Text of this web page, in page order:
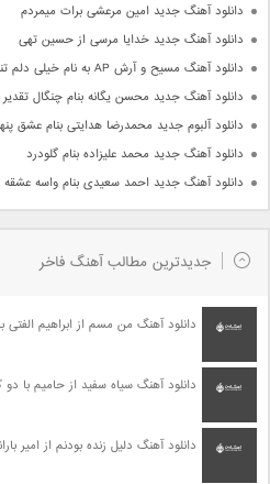
دانلود آهنگ جدید امین مرعشی برات میمردم
دانلود آهنگ جدید خدایا مرسی از حسین تهی
دانلود آهنگ مسیح و آرش AP به نام خیلی دلم تنگه
دانلود آهنگ جدید محسن یگانه بنام چنگال تقدیر
دانلود آلبوم جدید محمدرضا هدایتی بنام عشق
دانلود آهنگ جدید محمد علیزاده بنام گلودرد
دانلود آهنگ جدید احمد سعیدی بنام واسه عشقه
جدیدترین مطالب آهنگ فاخر
دانلود آهنگ من مسم از ابراهیم الفتی
دانلود آهنگ سیاه سفید از حامیم با
دانلود آهنگ دلیل زنده بودنم از امیر